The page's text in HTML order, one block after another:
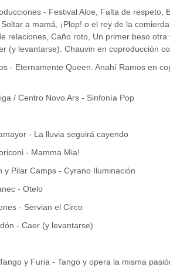
- Festival Aloe, Falta de respeto,
a mamá, ¡Plop! o el rey de la
relaciones, Caño roto, Un primer beso
(y levantarse). Chauvin en coproducción
- Eternamente Queen. Anahí Ramos en
/ Centro Novo Ars - Sinfonía Pop
- La lluvia seguirá cayendo
- Mamma Mia!
y Pilar Camps - Cyrano Iluminación
- Otelo
- Servian el Circo
- Caer (y levantarse)
y Furia - Tango y opera la misma